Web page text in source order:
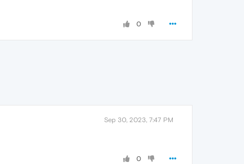
0
Sep 30, 2023, 7:47 PM
0